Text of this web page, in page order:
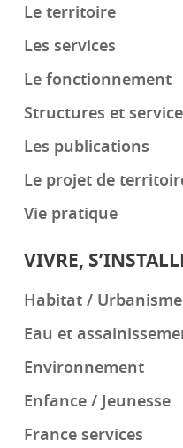
Le territoire
Les services
Le fonctionnement
Structures et
Les publications
Le projet de
Vie pratique
VIVRE,
Habitat / Urbanisme
Eau et
Environnement
Enfance / Jeunesse
France services